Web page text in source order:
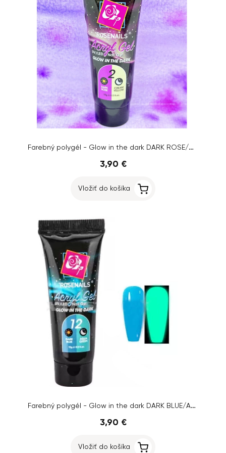
Farebný polygél - Glow in the dark DARK ROSE/CREAM YELLOW č.02, 15g
3,90 €
Vložiť do košíka
Farebný polygél - Glow in the dark DARK BLUE/AQUA GREEN č.12, 15g
3,90 €
Vložiť do košíka